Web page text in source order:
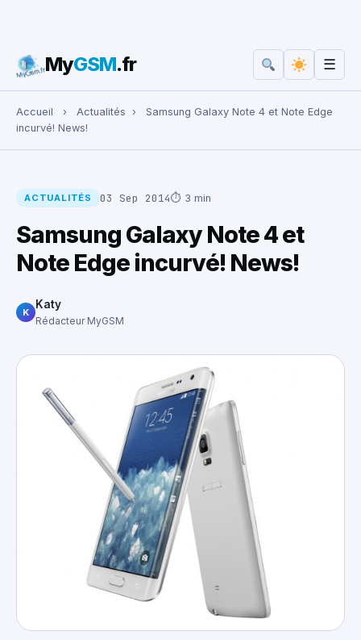
Rechercher :
MyGSM.fr ☰
Accueil › Actualités ›
Samsung Galaxy Note 4 et Note Edge
incurvé! News!
ACTUALITÉS 03 Sep 2014⏱ 3 min
Samsung Galaxy Note 4 et
Note Edge incurvé! News!
K
Katy
Rédacteur MyGSM